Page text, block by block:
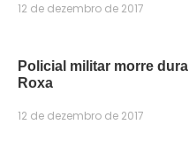
12 de dezembro de 2017
Policial militar morre
Roxa
12 de dezembro de 2017